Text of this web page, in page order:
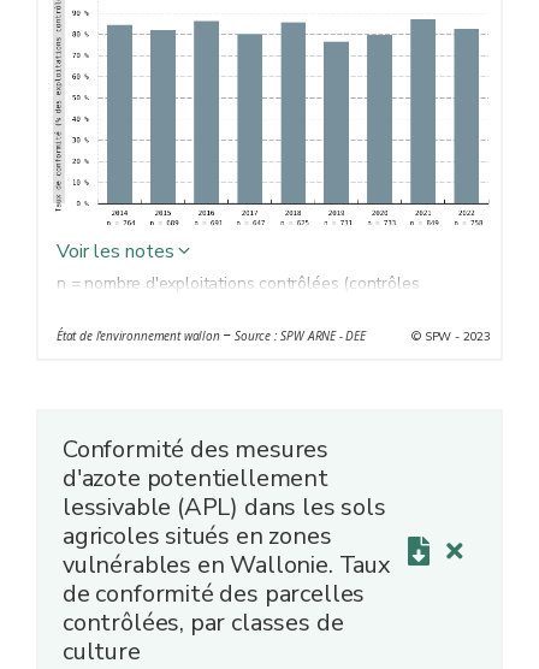
Voir les notes
n = nombre d'exploitations contrôlées (contrôles
État de l'environnement wallon –Source : SPW ARNE - DEE © SPW - 2023
Conformité des mesures
d'azote potentiellement
lessivable (APL) dans les sols
agricoles situés en zones
vulnérables en Wallonie. Taux
de conformité des parcelles
contrôlées, par classes de
culture